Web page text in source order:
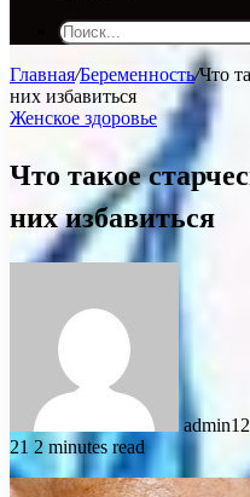
Главная/Беременность/Что
них избавиться
Женское здоровье
Что такое
них избавиться
admin
21 2 minutes read